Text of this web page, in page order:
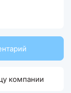
компании